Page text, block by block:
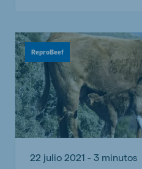
ReproBeef
22 julio 2021 - 3 minutos